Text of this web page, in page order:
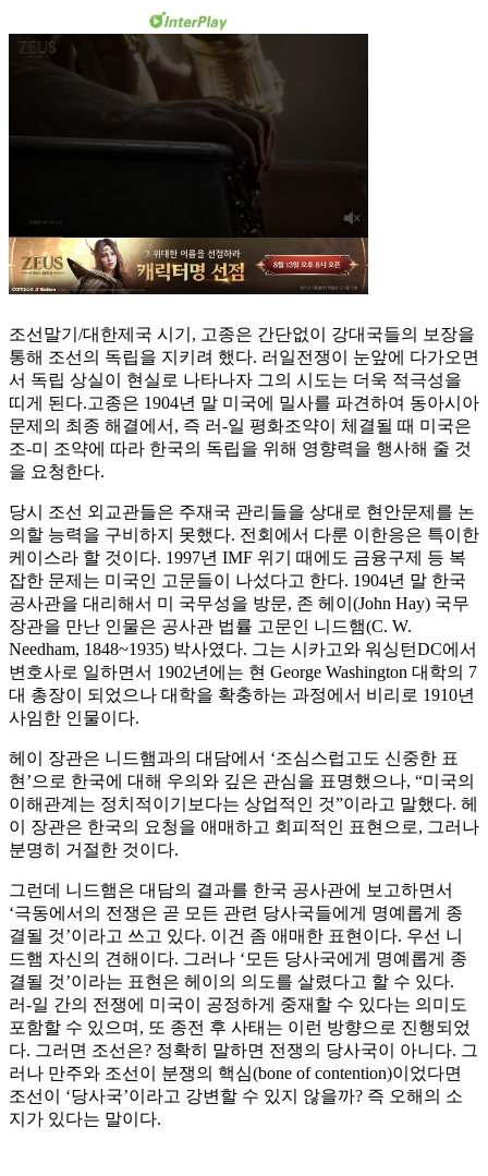
조선말기/대한제국 시기, 고종은 간단없이 강대국들의 보장을
통해 조선의 독립을 지키려 했다. 러일전쟁이 눈앞에 다가오면
서 독립 상실이 현실로 나타나자 그의 시도는 더욱 적극성을
띠게 된다.고종은 1904년 말 미국에 밀사를 파견하여 동아시아
문제의 최종 해결에서, 즉 러-일 평화조약이 체결될 때 미국은
조-미 조약에 따라 한국의 독립을 위해 영향력을 행사해 줄 것
을 요청한다.
당시 조선 외교관들은 주재국 관리들을 상대로 현안문제를 논
의할 능력을 구비하지 못했다. 전회에서 다룬 이한응은 특이한
케이스라 할 것이다. 1997년 IMF 위기 때에도 금융구제 등 복
잡한 문제는 미국인 고문들이 나섰다고 한다. 1904년 말 한국
공사관을 대리해서 미 국무성을 방문, 존 헤이(John Hay) 국무
장관을 만난 인물은 공사관 법률 고문인 니드햄(C. W.
Needham, 1848~1935) 박사였다. 그는 시카고와 워싱턴DC에서
변호사로 일하면서 1902년에는 현 George Washington 대학의 7
대 총장이 되었으나 대학을 확충하는 과정에서 비리로 1910년
사임한 인물이다.
헤이 장관은 니드햄과의 대담에서 ‘조심스럽고도 신중한 표
현’으로 한국에 대해 우의와 깊은 관심을 표명했으나, “미국의
이해관계는 정치적이기보다는 상업적인 것”이라고 말했다. 헤
이 장관은 한국의 요청을 애매하고 회피적인 표현으로, 그러나
분명히 거절한 것이다.
그런데 니드햄은 대담의 결과를 한국 공사관에 보고하면서
‘극동에서의 전쟁은 곧 모든 관련 당사국들에게 명예롭게 종
결될 것’이라고 쓰고 있다. 이건 좀 애매한 표현이다. 우선 니
드햄 자신의 견해이다. 그러나 ‘모든 당사국에게 명예롭게 종
결될 것’이라는 표현은 헤이의 의도를 살렸다고 할 수 있다.
러-일 간의 전쟁에 미국이 공정하게 중재할 수 있다는 의미도
포함할 수 있으며, 또 종전 후 사태는 이런 방향으로 진행되었
다. 그러면 조선은? 정확히 말하면 전쟁의 당사국이 아니다. 그
러나 만주와 조선이 분쟁의 핵심(bone of contention)이었다면
조선이 ‘당사국’이라고 강변할 수 있지 않을까? 즉 오해의 소
지가 있다는 말이다.